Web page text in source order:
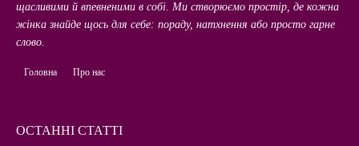
щасливими й впевненими в собі. Ми створюємо простір, де кожна
жінка знайде щось для себе: пораду, натхнення або просто гарне
слово.
Головна Про нас
ОСТАННІ СТАТТІ